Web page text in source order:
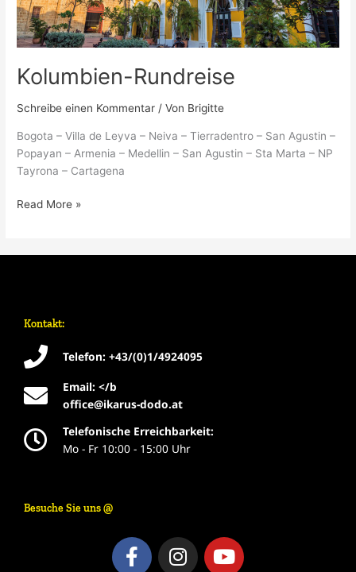
Kolumbien-Rundreise
Schreibe einen Kommentar / Von Brigitte
Bogota – Villa de Leyva – Neiva – Tierradentro – San Agustin –
Popayan – Armenia – Medellin – San Agustin – Sta Marta – NP
Tayrona – Cartagena
Read More »
Kontakt:
Telefon: +43/(0)1/4924095
Email: </b
office@ikarus-dodo.at
Telefonische Erreichbarkeit:
Mo - Fr 10:00 - 15:00 Uhr
Besuche Sie uns @
F
a
I
n
Y
o